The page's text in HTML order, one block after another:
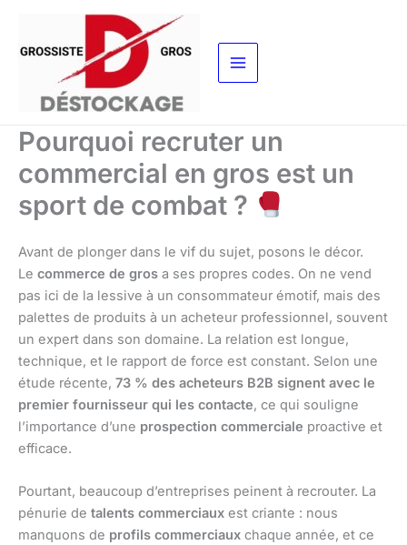
contenu
Pourquoi recruter un
commercial en gros est un
sport de combat ?
Avant de plonger dans le vif du sujet, posons le décor.
Le commerce de gros a ses propres codes. On ne vend
pas ici de la lessive à un consommateur émotif, mais des
palettes de produits à un acheteur professionnel, souvent
un expert dans son domaine. La relation est longue,
technique, et le rapport de force est constant. Selon une
étude récente, 73 % des acheteurs B2B signent avec le
premier fournisseur qui les contacte, ce qui souligne
l’importance d’une prospection commerciale proactive et
efficace.
Pourtant, beaucoup d’entreprises peinent à recrouter. La
pénurie de talents commerciaux est criante : nous
manquons de profils commerciaux chaque année, et ce